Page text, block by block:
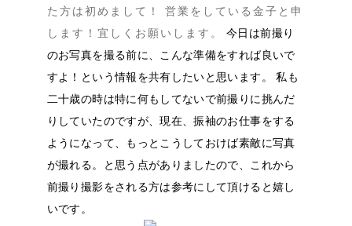
た方は初めまして！ 営業をしている金子と申
します！宜しくお願いします。
今日は前撮り
のお写真を撮る前に、こんな準備をすれば良いで
すよ！という情報を共有したいと思います。 私も
二十歳の時は特に何もしてないで前撮りに挑んだ
りしていたのですが、現在、振袖のお仕事をする
ようになって、もっとこうしておけば素敵に写真
が撮れる。と思う点がありましたので、これから
前撮り撮影をされる方は参考にして頂けると嬉し
いです。